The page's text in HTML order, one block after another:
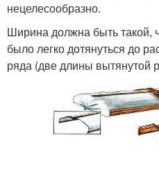
нецелесообразно.
Ширина должна быть такой,
было легко дотянуться до
ряда (две длины вытянутой